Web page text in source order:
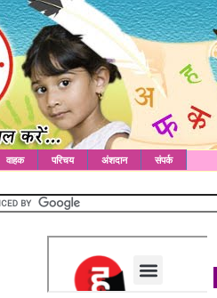
वाहक परिचय अंशदान संपर्क